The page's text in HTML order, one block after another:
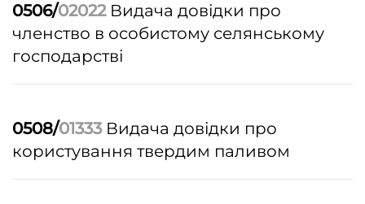
0506/02022Видача довідки про
членство в особистому селянському
господарстві
0508/01333Видача довідки про
користування твердим паливом